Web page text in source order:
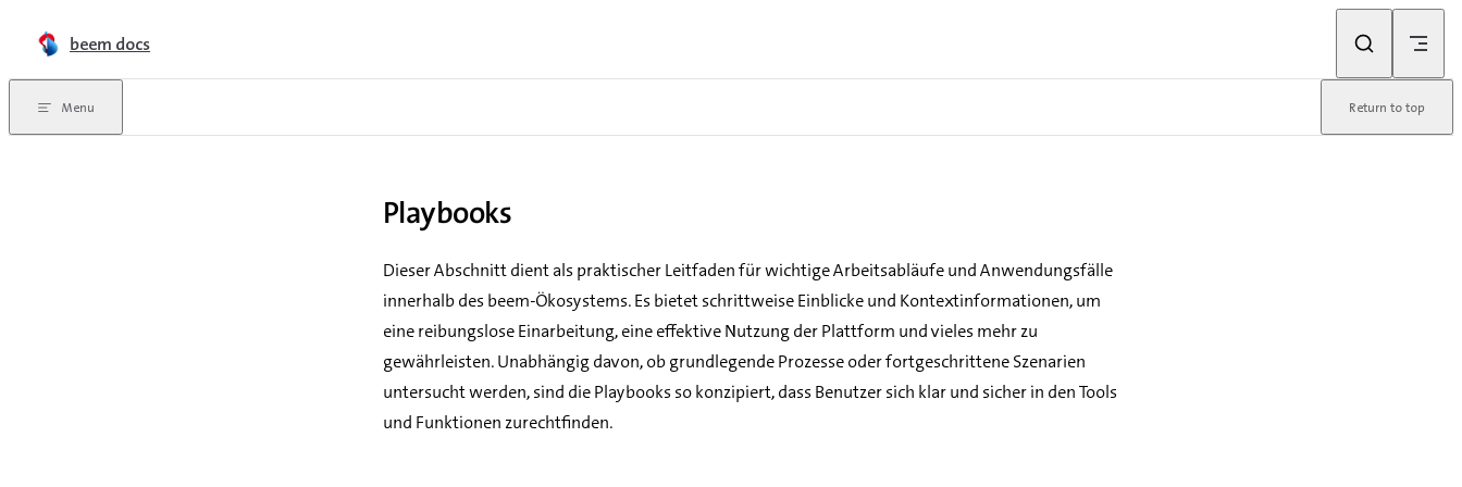
beem docs
Menu Return to top
Playbooks
Dieser Abschnitt dient als praktischer Leitfaden für wichtige Arbeitsabläufe und Anwendungsfälle
innerhalb des beem-Ökosystems. Es bietet schrittweise Einblicke und Kontextinformationen, um
eine reibungslose Einarbeitung, eine effektive Nutzung der Plattform und vieles mehr zu
gewährleisten. Unabhängig davon, ob grundlegende Prozesse oder fortgeschrittene Szenarien
untersucht werden, sind die Playbooks so konzipiert, dass Benutzer sich klar und sicher in den Tools
und Funktionen zurechtfinden.